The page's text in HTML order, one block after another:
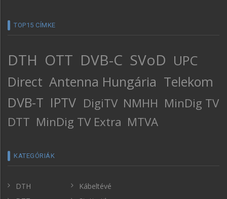
TOP15 CÍMKE
DTH OTT DVB-C SVoD UPC
Direct Antenna Hungária Telekom
DVB-T IPTV DigiTV NMHH MinDig TV
DTT MinDig TV Extra MTVA
KATEGÓRIÁK
DTH
Kábeltévé